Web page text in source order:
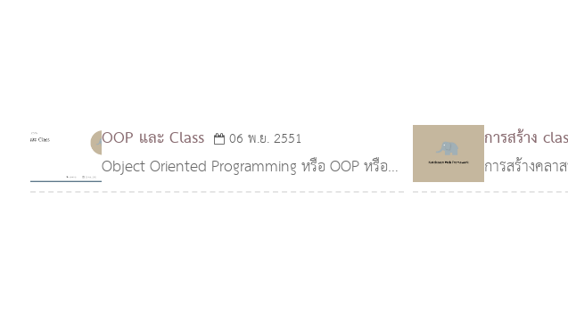
OOP และ Class 06 พ.ย. 2551
Object Oriented Programming หรือ OOP หรือ
การเขียนโปรแกรมเชิงวัตถุ หมายถึง การเขียน
การสร้าง
static และ
การสร้างคลา
คือ แบบปกติ